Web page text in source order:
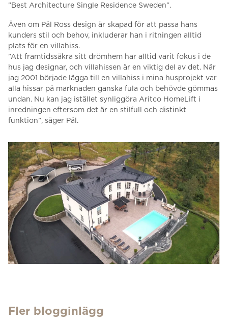
”Best Architecture Single Residence Sweden”.
Även om Pål Ross design är skapad för att passa hans
kunders stil och behov, inkluderar han i ritningen alltid
plats för en villahiss.
”Att framtidssäkra sitt drömhem har alltid varit fokus i de
hus jag designar, och villahissen är en viktig del av det. När
jag 2001 började lägga till en villahiss i mina husprojekt var
alla hissar på marknaden ganska fula och behövde gömmas
undan. Nu kan jag istället synliggöra Aritco HomeLift i
inredningen eftersom det är en stilfull och distinkt
funktion”, säger Pål.
Fler blogginlägg